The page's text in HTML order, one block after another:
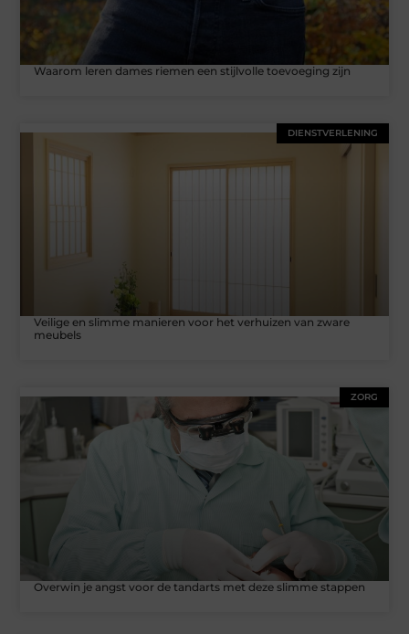
Waarom leren dames riemen een stijlvolle toevoeging zijn
DIENSTVERLENING
Veilige en slimme manieren voor het verhuizen van zware
meubels
ZORG
Overwin je angst voor de tandarts met deze slimme stappen